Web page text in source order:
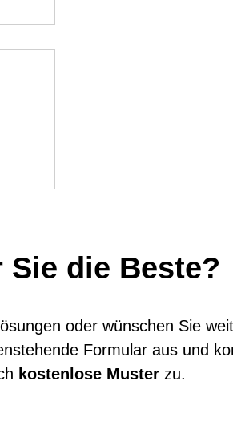
die Beste?
oder wünschen Sie
Formular aus und
kostenlose Muster zu.